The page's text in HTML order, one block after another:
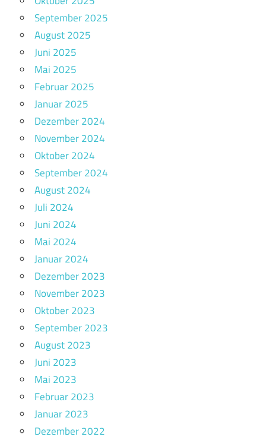
September 2025
August 2025
Juni 2025
Mai 2025
Februar 2025
Januar 2025
Dezember 2024
November 2024
Oktober 2024
September 2024
August 2024
Juli 2024
Juni 2024
Mai 2024
Januar 2024
Dezember 2023
November 2023
Oktober 2023
September 2023
August 2023
Juni 2023
Mai 2023
Februar 2023
Januar 2023
Dezember 2022